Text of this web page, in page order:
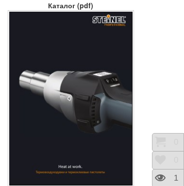
Каталог (pdf)
1